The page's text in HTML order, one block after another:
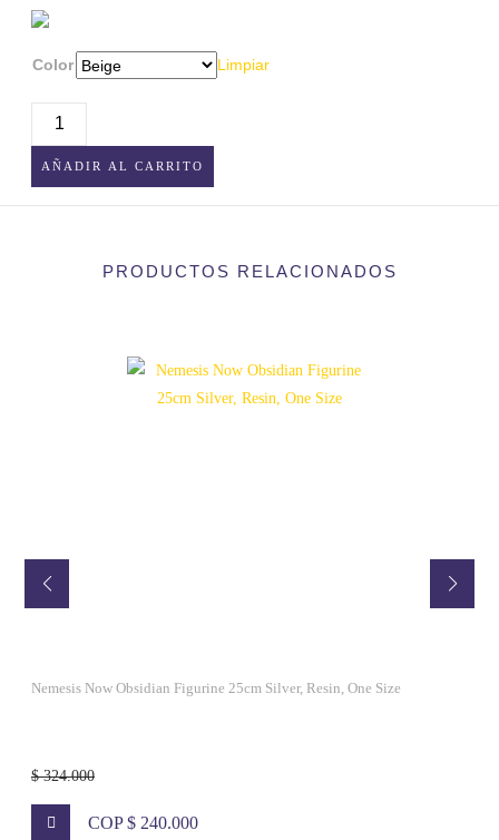
Color Limpiar
LÁMPARA
RÚSTICA
PARA
AÑADIR AL CARRITO
PRODUCTOS RELACIONADOS
Nemesis Now Obsidian Figurine 25cm Silver, Resin, One Size
$ 324.000
COP $ 240.000